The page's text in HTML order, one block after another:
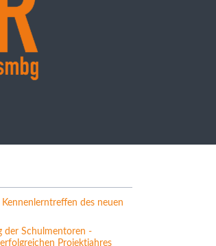
des neuen
der Schulmentoren -
Projektjahres